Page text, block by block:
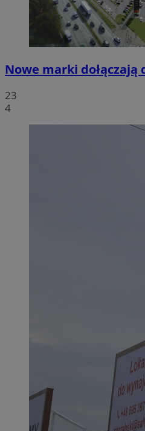
Nowe marki dołączają
23
4